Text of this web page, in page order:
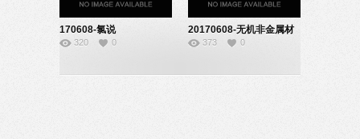
170608-氯说
课-08140117
320 0
20170608-无机非金属材
料的主角
373 0